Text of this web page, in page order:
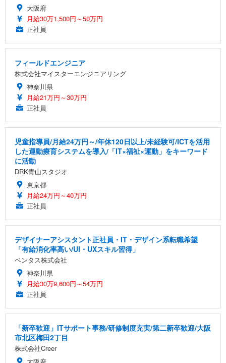
大阪府
月給30万1,500円～50万円
正社員
フィールドエンジニア
株式会社マイスターエンジニアリング
神奈川県
月給21万円～30万円
正社員
児童指導員/月給24万円～/年休120日以上/未経験可/ICTを活用
した運動療育システムを導入/「IT×福祉×運動」をキーワード
に活動
DRK青山スタジオ
東京都
月給24万円～40万円
正社員
デザイナーアシスタント正社員・IT・デザイン系転職希望
「有給消化率高い/UI・UXスキル習得」
ベンタス株式会社
神奈川県
月給30万9,600円～54万円
正社員
「新卒歓迎」ITサポート事務/研修制度充実/第二新卒歓迎/大阪
市北区梅田2丁目
株式会社Creer